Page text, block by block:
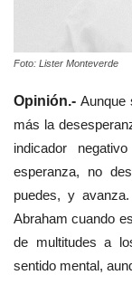
Foto: Lister Monteverde
Opinión.- Aunque
más la
indicador
esperanza, no
puedes, y
Abraham cuando
de multitudes a
sentido mental,